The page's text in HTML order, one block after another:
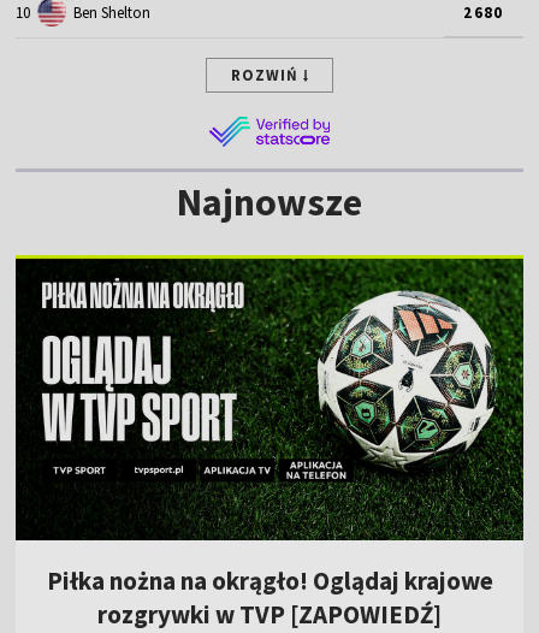
10 Ben Shelton 2680
ROZWIŃ
Najnowsze
Piłka nożna na okrągło! Oglądaj krajowe
rozgrywki w TVP [ZAPOWIEDŹ]